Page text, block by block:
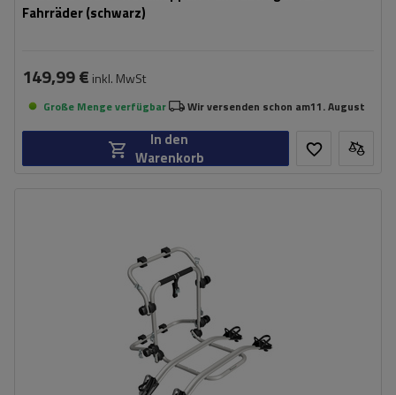
Fahrräder (schwarz)
149,99 € inkl. MwSt
Große Menge verfügbar Wir versenden schon am11. August
In den
Warenkorb
45 kg
kompatibel mit Elektrofahrrädern
Aluminiumkonstruktion